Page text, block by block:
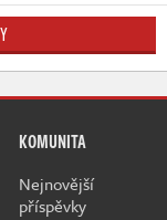
KOMUNITA
Nejnovější
příspěvky